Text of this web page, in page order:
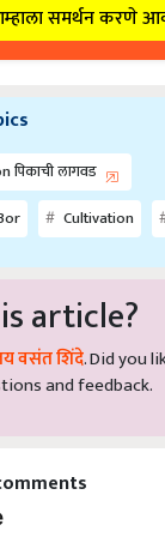
समर्थन करणे
पिकाची लागवड
Cultivation
article?
वसंत शिंदे. Did you
and feedback.